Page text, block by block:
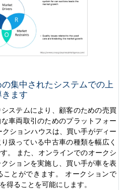
集中されたシステムでの上
ます
ステムにより、顧客のための売買
車両取引のためのプラットフォー
ションハウスは、買い手がディー
扱っている中古車の種類を幅広く
。 また、オンラインでのオークシ
ションを実施し、買い手が車を表
とができます。 オークションで
得ることを可能にします。